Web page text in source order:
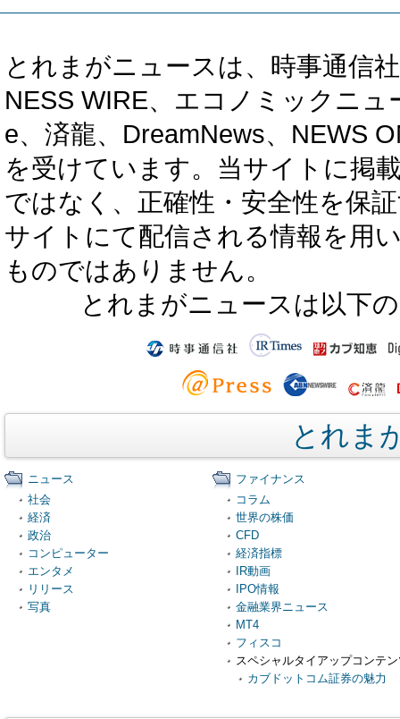
とれまがニュースは、時事通信
NESS WIRE、エコノミックニ
e、済龍、DreamNews、NEWS
を受けています。当サイトに掲
ではなく、正確性・安全性を保
サイトにて配信される情報を用
ものではありません。
とれまがニュースは以下
とれま
ニュース
社会
経済
政治
コンピューター
エンタメ
リリース
写真
ファイナンス
コラム
世界の株価
CFD
経済指標
IR動画
IPO情報
金融業界ニュース
MT4
フィスコ
スペシャルタイアップコンテ
カブドットコム証券の魅力